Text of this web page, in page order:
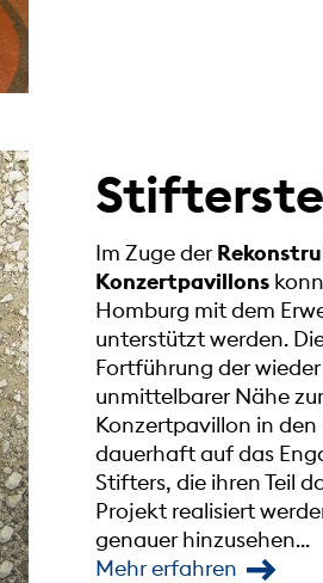
Im Zuge der
Konzertpavillons
Homburg mit dem
unterstützt werden.
Fortführung der
unmittelbarer Nähe
Konzertpavillon in den
dauerhaft auf das
Stifters, die ihren Teil
Projekt realisiert
genauer hinzusehen...
Mehr erfahren